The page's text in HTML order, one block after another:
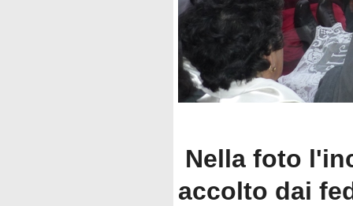
Nella foto
accolto dai